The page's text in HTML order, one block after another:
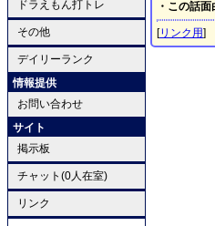
ドラえもん打トレ
その他
デイリーランク
情報提供
お問い合わせ
サイト
掲示板
チャット(0人在室)
リンク
・この話
[リンク用]